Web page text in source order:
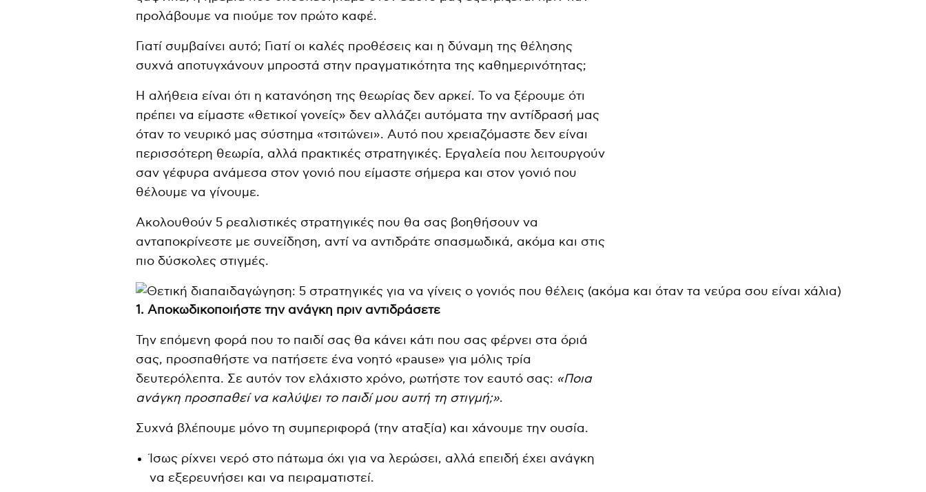
προλάβουμε να πιούμε τον πρώτο καφέ.
Γιατί συμβαίνει αυτό; Γιατί οι καλές προθέσεις και η δύναμη της θέλησης
συχνά αποτυγχάνουν μπροστά στην πραγματικότητα της καθημερινότητας;
Η αλήθεια είναι ότι η κατανόηση της θεωρίας δεν αρκεί. Το να ξέρουμε ότι
πρέπει να είμαστε «θετικοί γονείς» δεν αλλάζει αυτόματα την αντίδρασή μας
όταν το νευρικό μας σύστημα «τσιτώνει». Αυτό που χρειαζόμαστε δεν είναι
περισσότερη θεωρία, αλλά πρακτικές στρατηγικές. Εργαλεία που λειτουργούν
σαν γέφυρα ανάμεσα στον γονιό που είμαστε σήμερα και στον γονιό που
θέλουμε να γίνουμε.
Ακολουθούν 5 ρεαλιστικές στρατηγικές που θα σας βοηθήσουν να
ανταποκρίνεστε με συνείδηση, αντί να αντιδράτε σπασμωδικά, ακόμα και στις
πιο δύσκολες στιγμές.
1. Αποκωδικοποιήστε την ανάγκη πριν αντιδράσετε
Την επόμενη φορά που το παιδί σας θα κάνει κάτι που σας φέρνει στα όριά
σας, προσπαθήστε να πατήσετε ένα νοητό «pause» για μόλις τρία
δευτερόλεπτα. Σε αυτόν τον ελάχιστο χρόνο, ρωτήστε τον εαυτό σας: «Ποια
ανάγκη προσπαθεί να καλύψει το παιδί μου αυτή τη στιγμή;».
Συχνά βλέπουμε μόνο τη συμπεριφορά (την αταξία) και χάνουμε την ουσία.
Ίσως ρίχνει νερό στο πάτωμα όχι για να λερώσει, αλλά επειδή έχει ανάγκη
να εξερευνήσει και να πειραματιστεί.